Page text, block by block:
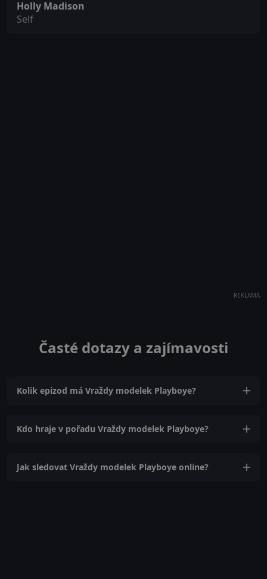
Holly Madison
Self
REKLAMA
Časté dotazy a zajímavosti
Kolik epizod má Vraždy modelek Playboye?
Kdo hraje v pořadu Vraždy modelek Playboye?
Jak sledovat Vraždy modelek Playboye online?